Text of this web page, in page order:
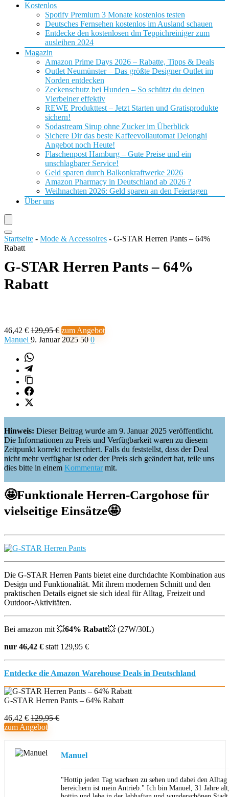
Kostenlos
Spotify Premium 3 Monate kostenlos testen
Deutsches Fernsehen kostenlos im Ausland schauen
Entdecke den kostenlosen dm Teppichreiniger zum
ausleihen 2024
Magazin
Amazon Prime Days 2026 – Rabatte, Tipps & Deals
Outlet Neumünster – Das größte Designer Outlet im
Norden entdecken
Zeckenschutz bei Hunden – So schützt du deinen
Vierbeiner effektiv
REWE Produkttest – Jetzt Starten und Gratisprodukte
sichern!
Sodastream Sirup ohne Zucker im Überblick
Sichere Dir das beste Kaffeevollautomat Delonghi
Angebot noch Heute!
Flaschenpost Hamburg – Gute Preise und ein
unschlagbarer Service!
Geld sparen durch Balkonkraftwerke 2026
Amazon Pharmacy in Deutschland ab 2026 ?
Weihnachten 2026: Geld sparen an den Feiertagen
Über uns
Startseite - Mode & Accessoires - G-STAR Herren Pants – 64%
Rabatt
G-STAR Herren Pants – 64%
Rabatt
46,42 € 129,95 € zum Angebot
Manuel 9. Januar 2025 50 0
Hinweis: Dieser Beitrag wurde am 9. Januar 2025 veröffentlicht.
Die Informationen zu Preis und Verfügbarkeit waren zu diesem
Zeitpunkt korrekt recherchiert. Falls du feststellst, dass der Deal
nicht mehr verfügbar ist oder der Preis sich geändert hat, teile uns
dies bitte in einem Kommentarmit.
🤩Funktionale Herren-Cargohose für
vielseitige Einsätze🤩
Die G-STAR Herren Pants bietet eine durchdachte Kombination aus
Design und Funktionalität. Mit ihrem modernen Schnitt und den
praktischen Details eignet sie sich ideal für Alltag, Freizeit und
Outdoor-Aktivitäten.
Bei amazon mit 💥64% Rabatt💥 (27W/30L)
nur 46,42 € statt 129,95 €
Entdecke die Amazon Warehouse Deals in Deutschland
G-STAR Herren Pants – 64% Rabatt
46,42 € 129,95 €
zum Angebot
Manuel
"Hottip jeden Tag wachsen zu sehen und dabei den
bereichern ist mein Antrieb." Ich bin Manuel, 31 Jahre